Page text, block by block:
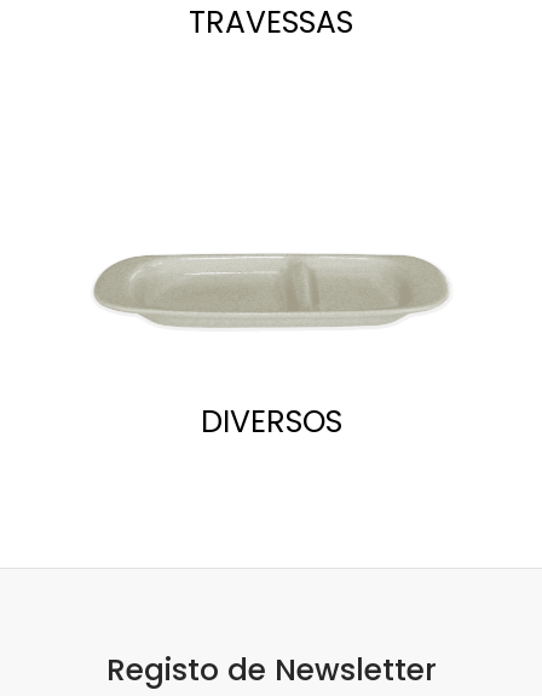
TRAVESSAS
DIVERSOS
Registo de Newsletter